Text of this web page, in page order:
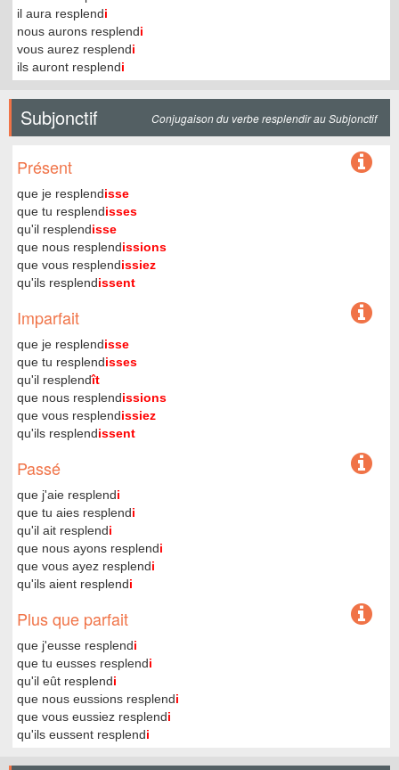
il aura resplendi
nous aurons resplendi
vous aurez resplendi
ils auront resplendi
Subjonctif Conjugaison du verbe resplendir au Subjonctif
Présent
que je resplendisse
que tu resplendisses
qu'il resplendisse
que nous resplendissions
que vous resplendissiez
qu'ils resplendissent
Imparfait
que je resplendisse
que tu resplendisses
qu'il resplendît
que nous resplendissions
que vous resplendissiez
qu'ils resplendissent
Passé
que j'aie resplendi
que tu aies resplendi
qu'il ait resplendi
que nous ayons resplendi
que vous ayez resplendi
qu'ils aient resplendi
Plus que parfait
que j'eusse resplendi
que tu eusses resplendi
qu'il eût resplendi
que nous eussions resplendi
que vous eussiez resplendi
qu'ils eussent resplendi